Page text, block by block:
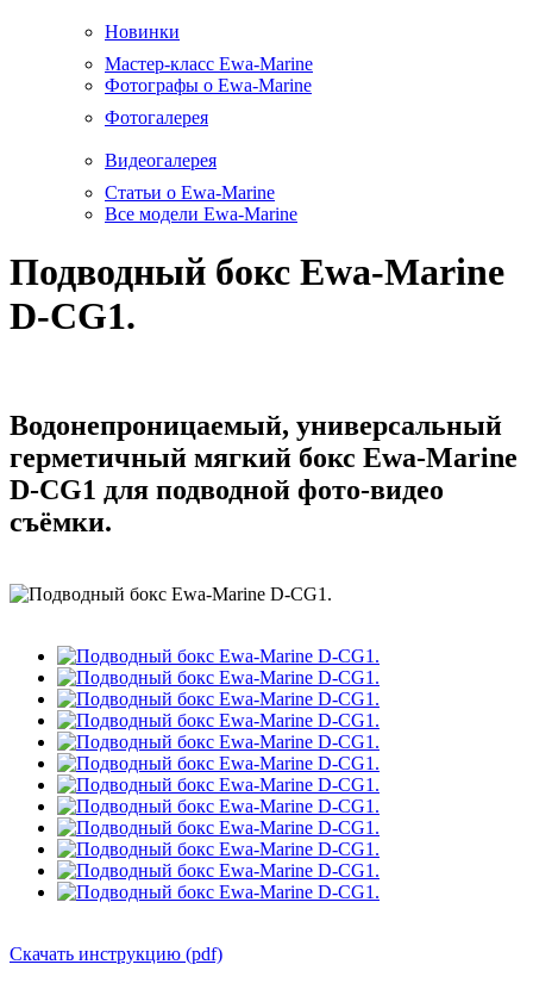
Новинки
Мастер-класс Ewa-Marine
Фотографы о Ewa-Marine
Фотогалерея
Видеогалерея
Статьи о Ewa-Marine
Все модели Ewa-Marine
Подводный бокс Ewa-Marine
D-CG1.
Водонепроницаемый, универсальный
герметичный мягкий бокс Ewa-Marine
D-CG1 для подводной фото-видео
съёмки.
Скачать инструкцию (pdf)